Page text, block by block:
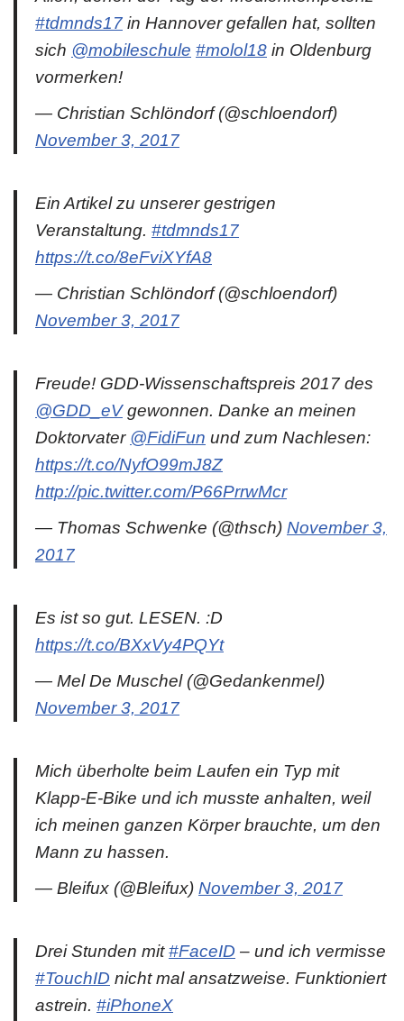
#tdmnds17 in Hannover gefallen hat, sollten
sich @mobileschule #molol18 in Oldenburg
vormerken!
— Christian Schlöndorf (@schloendorf)
November 3, 2017
Ein Artikel zu unserer gestrigen
Veranstaltung. #tdmnds17
https://t.co/8eFviXYfA8
— Christian Schlöndorf (@schloendorf)
November 3, 2017
Freude! GDD-Wissenschaftspreis 2017 des
@GDD_eVgewonnen. Danke an meinen
Doktorvater @FidiFun und zum Nachlesen:
https://t.co/NyfO99mJ8Z
http://pic.twitter.com/P66PrrwMcr
— Thomas Schwenke (@thsch) November 3,
2017
Es ist so gut. LESEN. :D
https://t.co/BXxVy4PQYt
— Mel De Muschel (@Gedankenmel)
November 3, 2017
Mich überholte beim Laufen ein Typ mit
Klapp-E-Bike und ich musste anhalten, weil
ich meinen ganzen Körper brauchte, um den
Mann zu hassen.
— Bleifux (@Bleifux) November 3, 2017
Drei Stunden mit#FaceID – und ich vermisse
#TouchID nicht mal ansatzweise. Funktioniert
astrein. #iPhoneX